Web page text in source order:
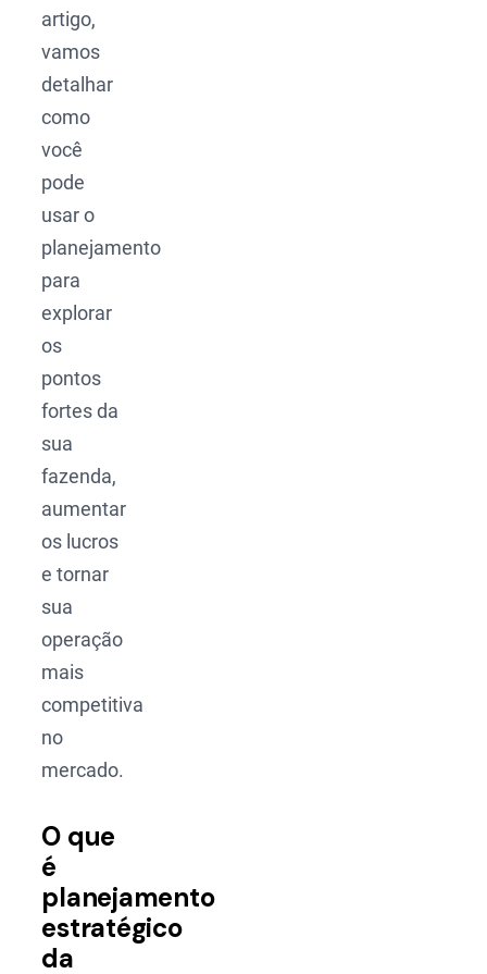
artigo,
vamos
detalhar
como
você
pode
usar o
planejamento
para
explorar
os
pontos
fortes da
sua
fazenda,
aumentar
os lucros
e tornar
sua
operação
mais
competitiva
no
mercado.
O que
é
planejamento
estratégico
da